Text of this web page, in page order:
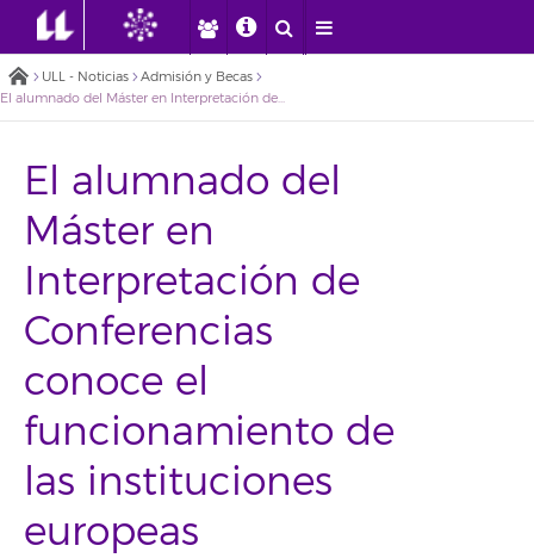
ULL - Noticias
Admisión y Becas
El alumnado del Máster en Interpretación de Conferencias conoce el funcionamiento de las instituciones europeas
El alumnado del
Máster en
Interpretación de
Conferencias
conoce el
funcionamiento de
las instituciones
europeas